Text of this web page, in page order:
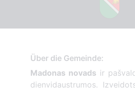
Über die Gemeinde:
Madonas novads ir
dienvidaustrumos.